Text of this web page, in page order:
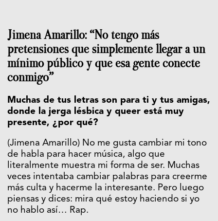
Jimena Amarillo: “No tengo más
pretensiones que simplemente llegar a un
mínimo público y que esa gente conecte
conmigo”
Muchas de tus letras son para ti y tus amigas,
donde la jerga lésbica y queer está muy
presente, ¿por qué?
(Jimena Amarillo) No me gusta cambiar mi tono
de habla para hacer música, algo que
literalmente muestra mi forma de ser. Muchas
veces intentaba cambiar palabras para creerme
más culta y hacerme la interesante. Pero luego
piensas y dices: mira qué estoy haciendo si yo
no hablo así… Rap.